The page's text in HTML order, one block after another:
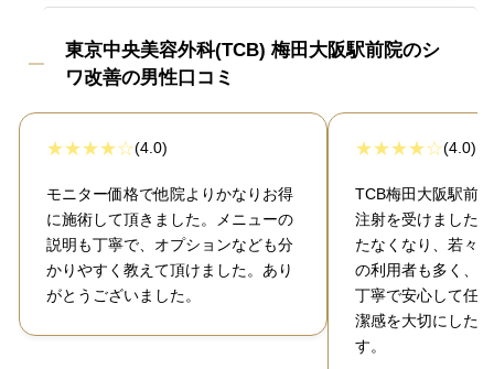
東京中央美容外科(TCB) 梅田大阪駅前院のシ
ワ改善の男性口コミ
(4.0)
モニター価格で他院よりかなりお得
に施術して頂きました。メニューの
説明も丁寧で、オプションなども分
かりやすく教えて頂けました。あり
がとうございました。
(4.0)
TCB梅田大阪駅前
注射を受けました
たなくなり、若々
の利用者も多く、
丁寧で安心して任
潔感を大切にした
す。